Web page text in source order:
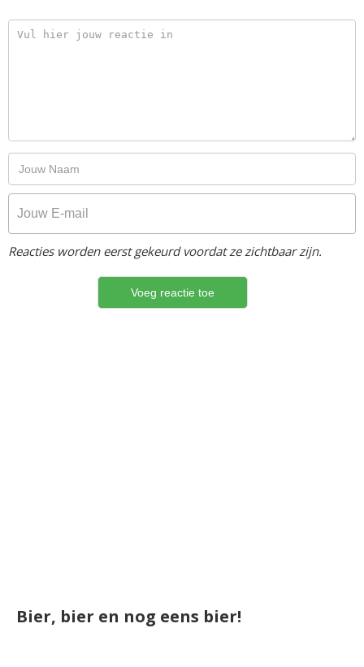
Reacties worden eerst gekeurd voordat ze zichtbaar zijn.
Bier, bier en nog eens bier!